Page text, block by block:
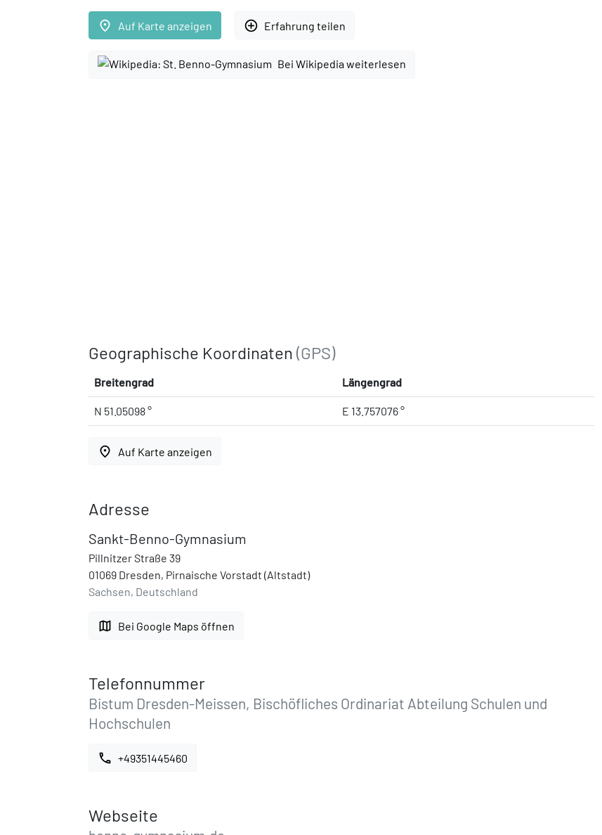
place Auf Karte anzeigen add_circle_outline Erfahrung teilen
Bei Wikipedia weiterlesen
Geographische Koordinaten (GPS)
Breitengrad Längengrad
N 51.05098 ° E 13.757076 °
place Auf Karte anzeigen
Adresse
Sankt-Benno-Gymnasium
Pillnitzer Straße 39
01069 Dresden, Pirnaische Vorstadt (Altstadt)
Sachsen, Deutschland
map Bei Google Maps öffnen
Telefonnummer
Bistum Dresden-Meissen, Bischöfliches Ordinariat Abteilung Schulen und
Hochschulen
call +49351445460
Webseite